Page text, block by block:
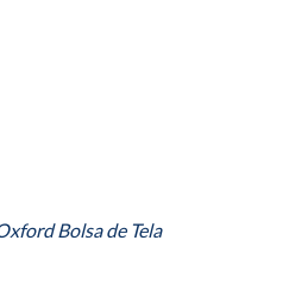
Bolsa de Tela